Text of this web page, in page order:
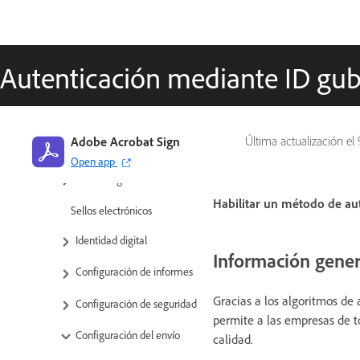
Autenticación mediante ID
Última actualización el
Adobe Acrobat Sign
Open app
Configuración global
Preferencias de firma
Sellos electrónicos
Identidad digital
Configuración de informes
Configuración de seguridad
Configuración del envío
Habilitar un método de
Información
Gracias a los algoritmos
permite a las empresas de
calidad.